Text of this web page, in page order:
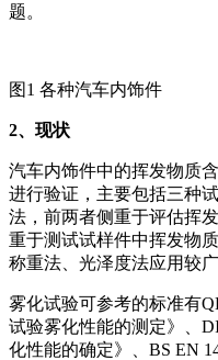
题。
图1 各种汽车内饰件
2、现状
汽车内饰件中的挥发物质
进行验证，主要包括三种
法，前两者侧重于评估挥
重于测试试样件中挥发物
称重法、光泽度法应用较广
雾化试验可参考的标准有
试验雾化性能的测定》、
化性能的确定》、BS EN